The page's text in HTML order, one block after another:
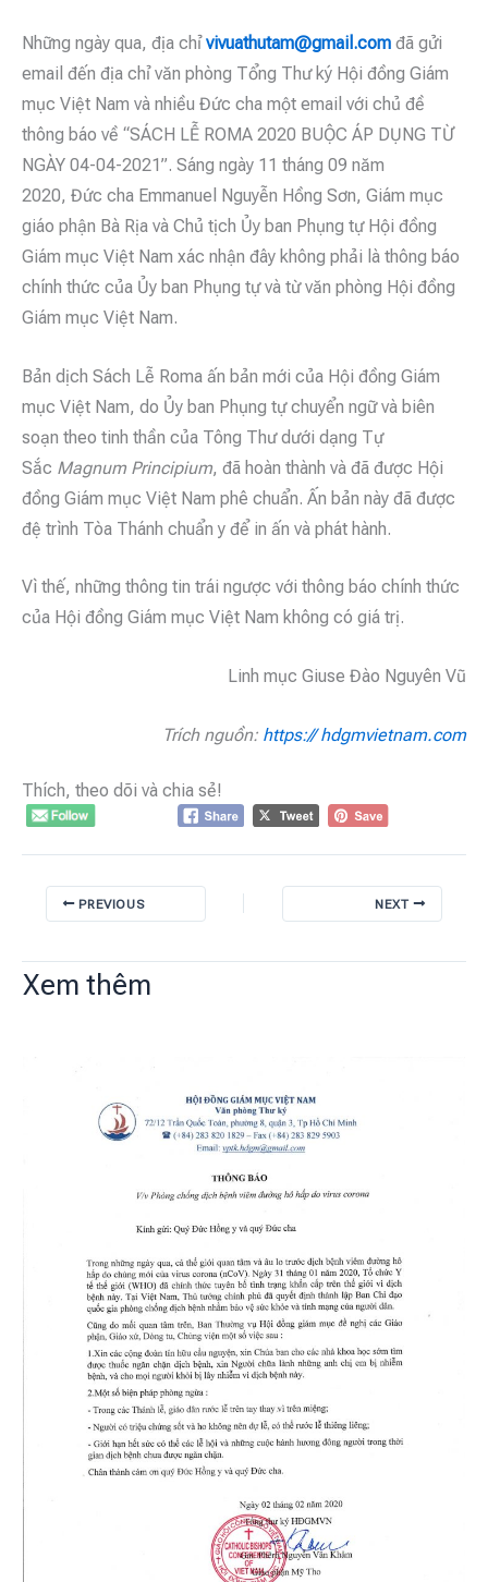
Những ngày qua, địa chỉvivuathutam@gmail.com đã gửi
email đến địa chỉ văn phòng Tổng Thư ký Hội đồng Giám
mục Việt Nam và nhiều Đức cha một email với chủ đề
thông báo về “SÁCH LỄ ROMA 2020 BUỘC ÁP DỤNG TỪ
NGÀY 04-04-2021”. Sáng ngày 11 tháng 09 năm
2020, Đức cha Emmanuel Nguyễn Hồng Sơn, Giám mục
giáo phận Bà Rịa và Chủ tịch Ủy ban Phụng tự Hội đồng
Giám mục Việt Nam xác nhận đây không phải là thông báo
chính thức của Ủy ban Phụng tự và từ văn phòng Hội đồng
Giám mục Việt Nam.
Bản dịch Sách Lễ Roma ấn bản mới của Hội đồng Giám
mục Việt Nam, do Ủy ban Phụng tự chuyển ngữ và biên
soạn theo tinh thần của Tông Thư dưới dạng Tự
Sắc Magnum Principium, đã hoàn thành và đã được Hội
đồng Giám mục Việt Nam phê chuẩn. Ấn bản này đã được
đệ trình Tòa Thánh chuẩn y để in ấn và phát hành.
Vì thế, những thông tin trái ngược với thông báo chính thức
của Hội đồng Giám mục Việt Nam không có giá trị.
Linh mục Giuse Đào Nguyên Vũ
Trích nguồn: https:// hdgmvietnam.com
Thích, theo dõi và chia sẻ!
PREVIOUS NEXT
Xem thêm